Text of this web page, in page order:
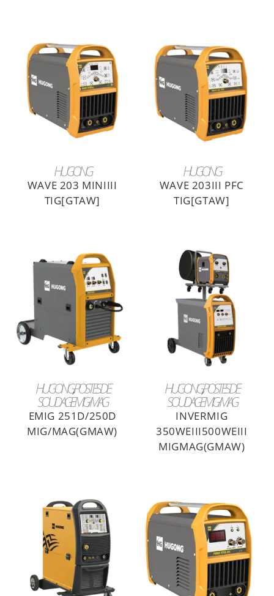
HUGONG
WAVE 203 MINIIII
TIG[GTAW]
HUGONG
WAVE 203III PFC
TIG[GTAW]
LIRE LA SUITE
HUGONG,POSTES DE
SOUDAGE MIG/MAG
EMIG 251D/250D
MIG/MAG(GMAW)
LIRE LA SUITE
HUGONG,POSTES DE
SOUDAGE MIG/MAG
INVERMIG
350WEIII500WEIII
MIGMAG(GMAW)